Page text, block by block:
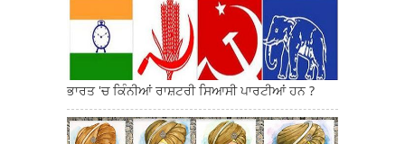
ਭਾਰਤ 'ਚ ਕਿੰਨੀਆਂ ਰਾਸ਼ਟਰੀ ਸਿਆਸੀ ਪਾਰਟੀਆਂ ਹਨ ?